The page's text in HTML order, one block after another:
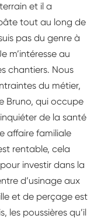
et il a
tout au long de
pas du genre à
m’intéresse au
chantiers. Nous
du métier,
Bruno, qui occupe
de la santé
affaire familiale
rentable, cela
investir dans la
d’usinage aux
et de perçage est
les poussières qu’il